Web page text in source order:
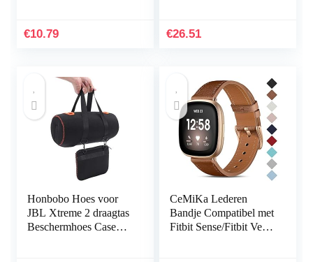
elastische elastische
€10.79 €26.51
Honbobo Hoes voor
JBL Xtreme 2 draagtas
Beschermhoes Case
CeMiKa Lederen
Bandje Compatibel met
Fitbit Sense/Fitbit Versa